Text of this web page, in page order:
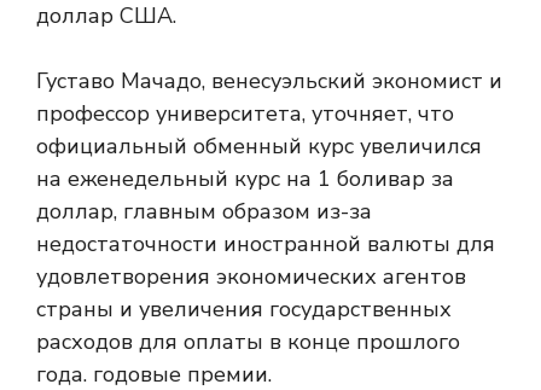
доллар США.
Густаво Мачадо, венесуэльский экономист и
профессор университета, уточняет, что
официальный обменный курс увеличился
на еженедельный курс на 1 боливар за
доллар, главным образом из-за
недостаточности иностранной валюты для
удовлетворения экономических агентов
страны и увеличения государственных
расходов для оплаты в конце прошлого
года. годовые премии.